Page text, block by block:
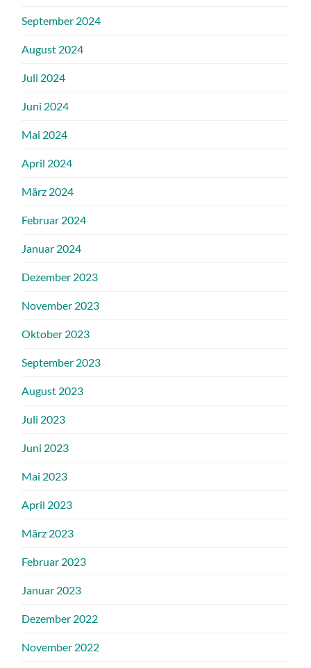
September 2024
August 2024
Juli 2024
Juni 2024
Mai 2024
April 2024
März 2024
Februar 2024
Januar 2024
Dezember 2023
November 2023
Oktober 2023
September 2023
August 2023
Juli 2023
Juni 2023
Mai 2023
April 2023
März 2023
Februar 2023
Januar 2023
Dezember 2022
November 2022